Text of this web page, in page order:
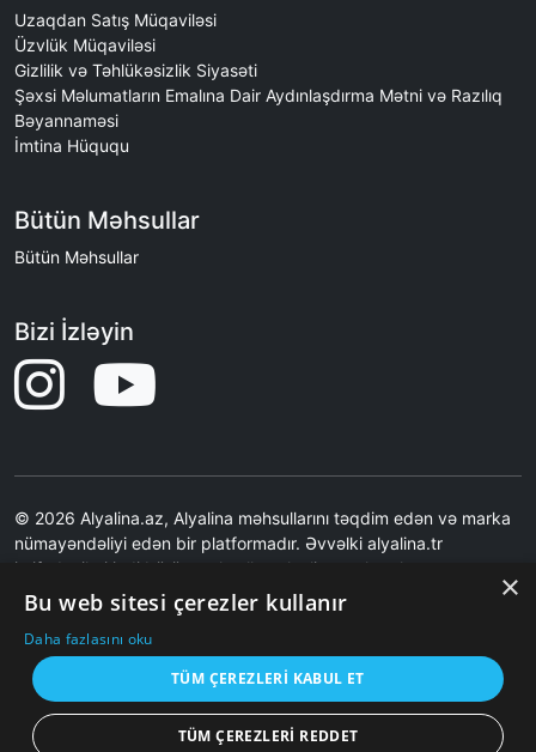
Uzaqdan Satış Müqaviləsi
Üzvlük Müqaviləsi
Gizlilik və Təhlükəsizlik Siyasəti
Şəxsi Məlumatların Emalına Dair Aydınlaşdırma Mətni və Razılıq
Bəyannaməsi
İmtina Hüququ
Bütün Məhsullar
Bütün Məhsullar
Bizi İzləyin
© 2026 Alyalina.az, Alyalina məhsullarını təqdim edən və marka
nümayəndəliyi edən bir platformadır. Əvvəlki alyalina.tr
istifadəçiləri indi bütün məhsulları alyalina.az kataloq
səhifəsindən nəzərdən keçirə bilərlər. Ən son qiymətlər və
şəkillər üçün Alyalina.tr-yə səbətə əlavə etmə əməliyyatı ilə
yönləndirilirsiniz.Saytımız birbaşa satış etmir.Saytımız Məhsul
Şəkilləri məzmunları və məhsul çatdırılması ilə bağlı məsuliyyət
qəbul etmir.
×
Bu web sitesi çerezler kullanır
Daha fazlasını oku
TÜM ÇEREZLERI KABUL ET
TÜM ÇEREZLERI REDDET